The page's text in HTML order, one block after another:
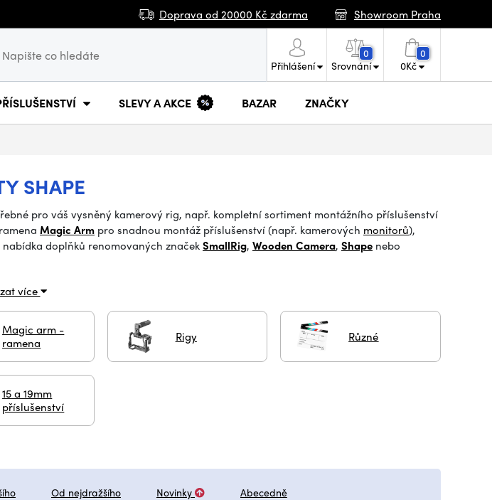
Doprava od 20000 Kč zdarma Showroom Praha
Přihlášení
0
Srovnání
0
0Kč
SLEVY A AKCE BAZAR ZNAČKY
SHAPE
pro váš vysněný kamerový rig, např. kompletní sortiment montážního příslušenství
Magic Arm pro snadnou montáž příslušenství (např. kamerových monitorů),
nabídka doplňků renomovaných značekSmallRig, Wooden Camera, Shape nebo
více
Magic arm -
ramena
Rigy Různé
15 a 19mm
příslušenství
Od nejdražšího Novinky Abecedně